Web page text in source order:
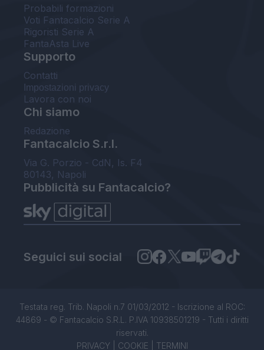
Probabili formazioni
Voti Fantacalcio Serie A
Rigoristi Serie A
FantaAsta Live
Supporto
Contatti
Impostazioni privacy
Lavora con noi
Chi siamo
Redazione
Fantacalcio S.r.l.
Via G. Porzio - CdN, Is. F4
80143, Napoli
Pubblicità su Fantacalcio?
Seguici sui social
Testata reg. Trib. Napoli n.7 01/03/2012 - Iscrizione al ROC:
44869 - © Fantacalcio S.R.L. P.IVA 10938501219 - Tutti i diritti
riservati.
PRIVACY| COOKIE TERMINI